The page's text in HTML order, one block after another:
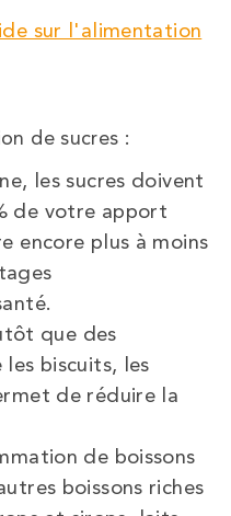
sur l'alimentation
de sucres :
les sucres doivent
de votre apport
encore plus à moins
que des
biscuits, les
de réduire la
de boissons
boissons riches